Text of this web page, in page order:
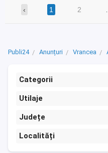
‹ 1 2
Publi24 Anunțuri Vrancea
Categorii
Utilaje
Județe
Localități